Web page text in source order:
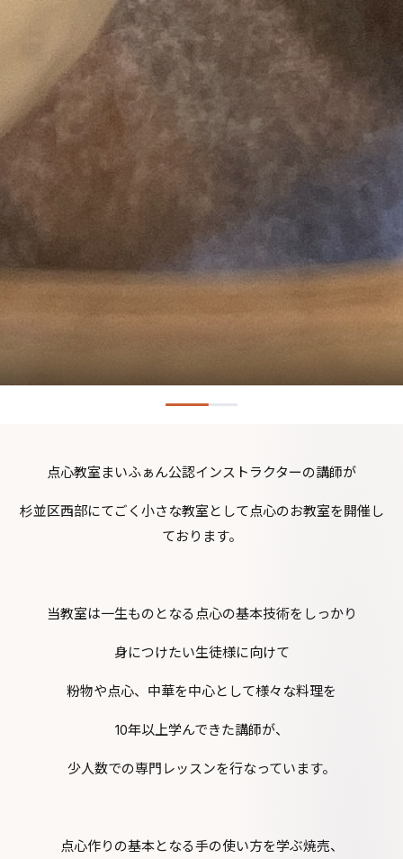
点心教室まいふぁん公認インストラクターの講師が
杉並区西部にてごく小さな教室として点心のお教室を開催し
ております。
当教室は一生ものとなる点心の基本技術をしっかり
身につけたい生徒様に向けて
粉物や点心、中華を中心として様々な料理を
10年以上学んできた講師が、
少人数での専門レッスンを行なっています。
点心作りの基本となる手の使い方を学ぶ焼売、